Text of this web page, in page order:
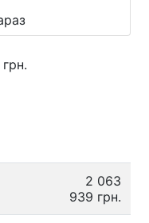
2 063
939 грн.